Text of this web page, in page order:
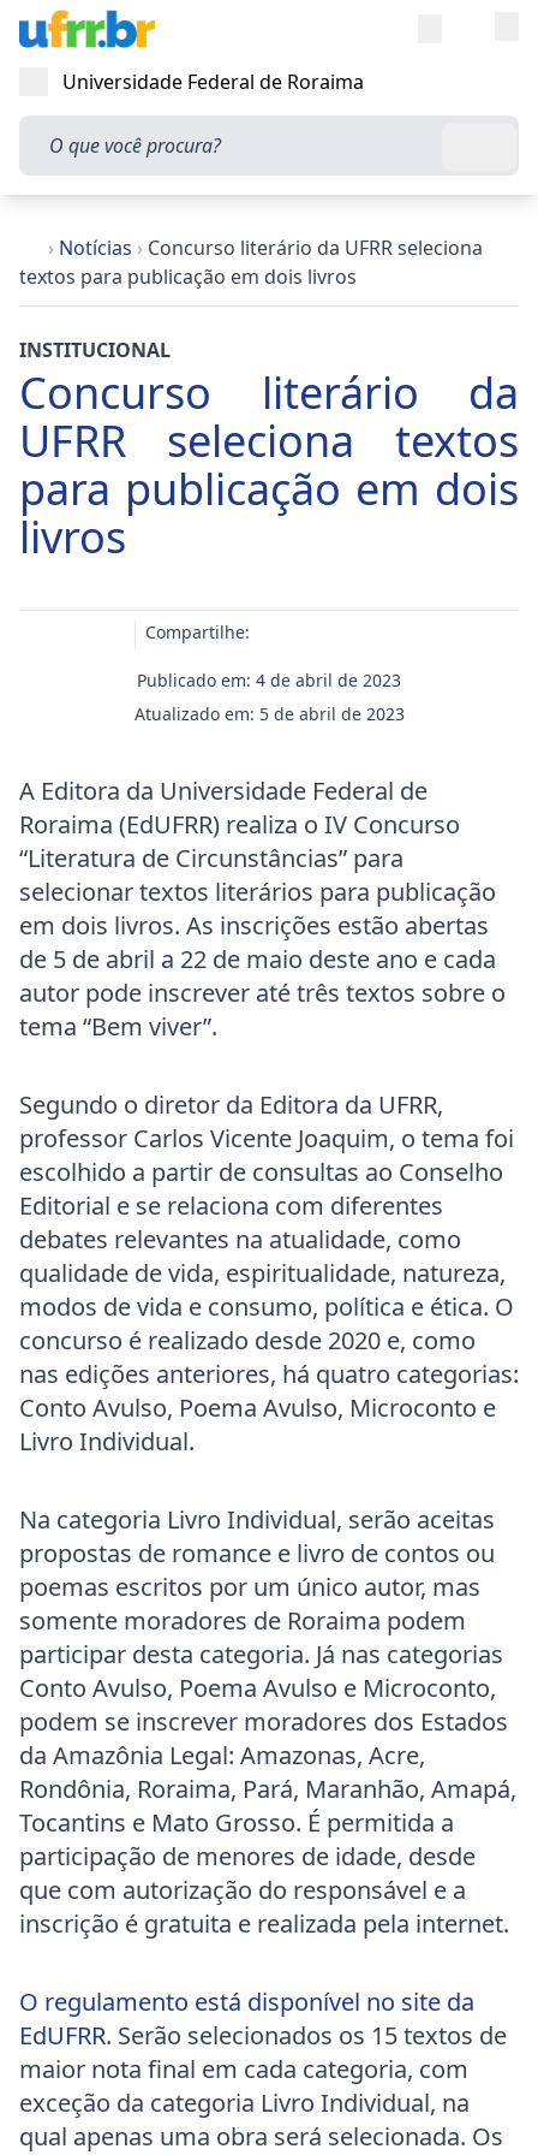
Abrir menu
Universidade Federal de Roraima
O que você procura?
› Notícias › Concurso literário da UFRR seleciona
textos para publicação em dois livros
INSTITUCIONAL
Concurso literário da
UFRR seleciona textos
para publicação em dois
livros
Publicado em: 4 de abril de 2023
Atualizado em: 5 de abril de 2023
Compartilhe:
A Editora da Universidade Federal de
Roraima (EdUFRR) realiza o IV Concurso
“Literatura de Circunstâncias” para
selecionar textos literários para publicação
em dois livros. As inscrições estão abertas
de 5 de abril a 22 de maio deste ano e cada
autor pode inscrever até três textos sobre o
tema “Bem viver”.
Segundo o diretor da Editora da UFRR,
professor Carlos Vicente Joaquim, o tema foi
escolhido a partir de consultas ao Conselho
Editorial e se relaciona com diferentes
debates relevantes na atualidade, como
qualidade de vida, espiritualidade, natureza,
modos de vida e consumo, política e ética. O
concurso é realizado desde 2020 e, como
nas edições anteriores, há quatro categorias:
Conto Avulso, Poema Avulso, Microconto e
Livro Individual.
Na categoria Livro Individual, serão aceitas
propostas de romance e livro de contos ou
poemas escritos por um único autor, mas
somente moradores de Roraima podem
participar desta categoria. Já nas categorias
Conto Avulso, Poema Avulso e Microconto,
podem se inscrever moradores dos Estados
da Amazônia Legal: Amazonas, Acre,
Rondônia, Roraima, Pará, Maranhão, Amapá,
Tocantins e Mato Grosso. É permitida a
participação de menores de idade, desde
que com autorização do responsável e a
inscrição é gratuita e realizada pela internet.
O regulamento está disponível no site da
EdUFRR. Serão selecionados os 15 textos de
maior nota final em cada categoria, com
exceção da categoria Livro Individual, na
qual apenas uma obra será selecionada. Os